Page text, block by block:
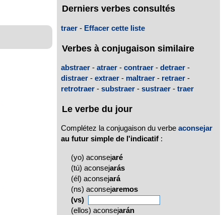
Derniers verbes consultés
traer - Effacer cette liste
Verbes à conjugaison similaire
abstraer - atraer - contraer - detraer -
distraer - extraer - maltraer - retraer -
retrotraer - substraer - sustraer - traer
Le verbe du jour
Complétez la conjugaison du verbe aconsejar
au futur simple de l'indicatif :
(yo) aconsejaré
(tú) aconsejarás
(él) aconsejará
(ns) aconsejaremos
(vs)
(ellos) aconsejarán